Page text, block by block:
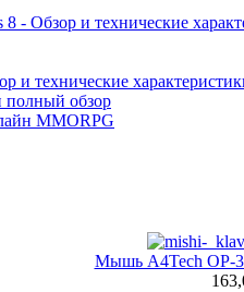
- Обзор и технические
и технические
полный обзор
MMORPG
Мышь A4Tech OP-